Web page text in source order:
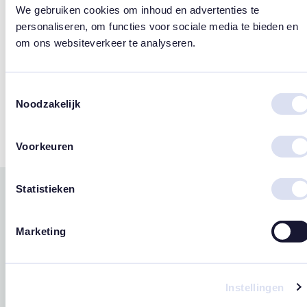
We gebruiken cookies om inhoud en advertenties te
personaliseren, om functies voor sociale media te bieden en
om ons websiteverkeer te analyseren.
Noodzakelijk
Voorkeuren
Statistieken
Marketing
Instellingen
Design
Susan Lordi
Merk
Willow Tree
producten